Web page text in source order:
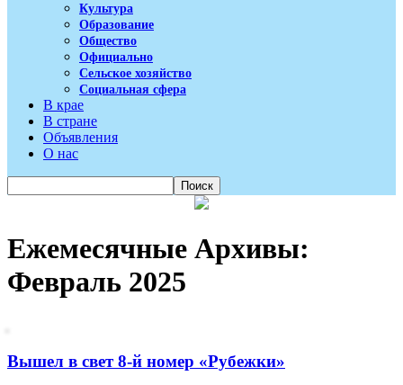
Культура
Образование
Общество
Официально
Сельское хозяйство
Социальная сфера
В крае
В стране
Объявления
О нас
Ежемесячные Архивы:
Февраль 2025
Вышел в свет 8-й номер «Рубежки»